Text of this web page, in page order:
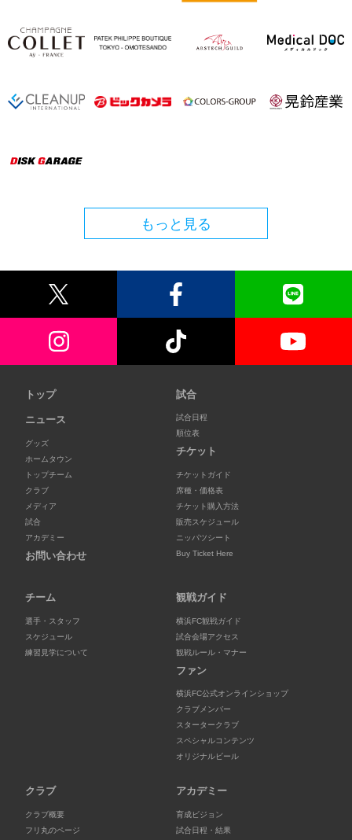
もっと見る
トップ
ニュース
グッズ
ホームタウン
トップチーム
クラブ
メディア
試合
アカデミー
お問い合わせ
試合
試合日程
順位表
チケット
チケットガイド
席種・価格表
チケット購入方法
販売スケジュール
ニッパツシート
Buy Ticket Here
チーム
選手・スタッフ
スケジュール
練習見学について
観戦ガイド
横浜FC観戦ガイド
試合会場アクセス
観戦ルール・マナー
ファン
横浜FC公式オンラインショップ
クラブメンバー
スタータークラブ
スペシャルコンテンツ
オリジナルビール
クラブ
クラブ概要
フリ丸のページ
アカデミー
育成ビジョン
試合日程・結果